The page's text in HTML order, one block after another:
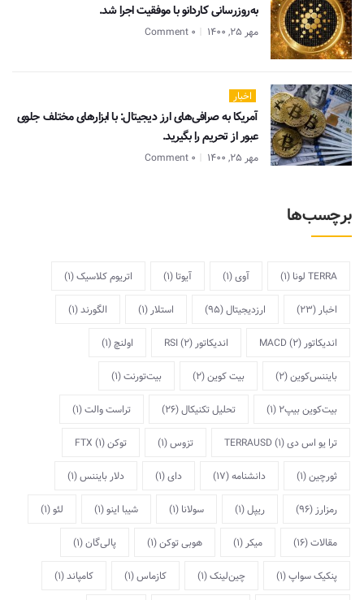
به‌روزرسانی کاردانو با موفقیت اجرا شد.
مهر 25, 1400 0 Comment
اخبار
آمریکا به صرافی‌های ارز دیجیتال: با ابزارهای مختلف جلوی
عبور از تحریم را بگیرید.
مهر 25, 1400 0 Comment
برچسب‌ها
TERRA لونا (1) آوی(1) آیوتا (1) اتریوم کلاسیک(1)
اخبار (23) ارزدیجیتال(95) استلار (1) الگورند(1)
اندیکاتور MACD (2) اندیکاتور RSI (2) اولنچ(1)
بایننس‌کوین(2) بیت کوین(2) بیت‌تورنت(1)
بیت‌کوین بیپ2 (1) تحلیل تکنیکال(26) تراست والت(1)
ترا یو اس دی TERRAUSD(1) تزوس(1) توکن FTX(1)
ثورچین(1) دانشنامه(17) دای(1) دلار بایننس(1)
رمزارز (96) ریپل(1) سولانا (1) شیبا اینو(1) لئو(1)
مقالات(16) میکر (1) هوبی توکن(1) پالی‌گان(1)
پنکیک سواپ(1) چین‌لینک(1) کازماس(1) کامپاند(1)